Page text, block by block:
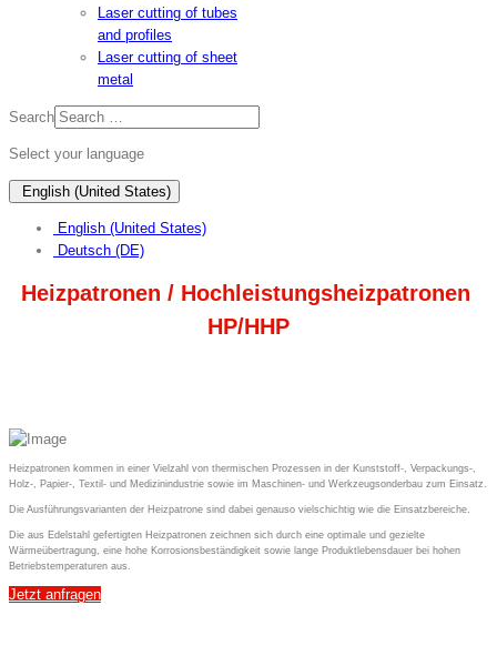
Laser cutting of tubes
and profiles
Laser cutting of sheet
metal
Search
Select your language
English (United States)
English (United States)
Deutsch (DE)
Heizpatronen / Hochleistungsheizpatronen
HP/HHP
Heizpatronen kommen in einer Vielzahl von thermischen Prozessen in der Kunststoff-, Verpackungs-,
Holz-, Papier-, Textil- und Medizinindustrie sowie im Maschinen- und Werkzeugsonderbau zum Einsatz.
Die Ausführungsvarianten der Heizpatrone sind dabei genauso vielschichtig wie die Einsatzbereiche.
Die aus Edelstahl gefertigten Heizpatronen zeichnen sich durch eine optimale und gezielte
Wärmeübertragung, eine hohe Korrosionsbeständigkeit sowie lange Produktlebensdauer bei hohen
Betriebstemperaturen aus.
Jetzt anfragen